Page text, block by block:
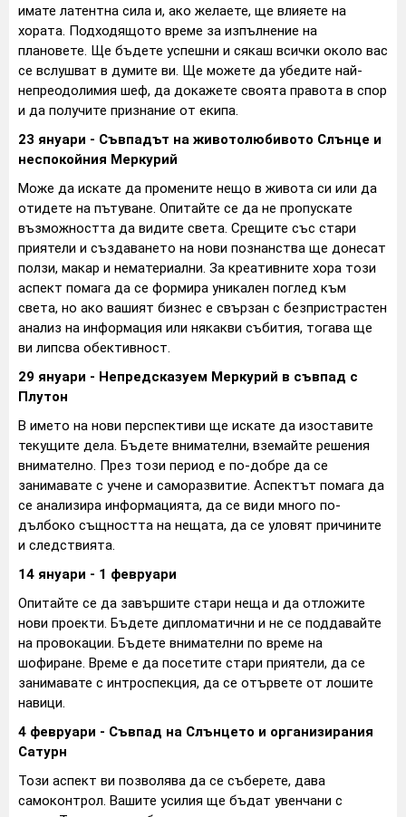
имате латентна сила и, ако желаете, ще влияете на
хората. Подходящото време за изпълнение на
плановете. Ще бъдете успешни и сякаш всички около вас
се вслушват в думите ви. Ще можете да убедите най-
непреодолимия шеф, да докажете своята правота в спор
и да получите признание от екипа.
23 януари - Съвпадът на животолюбивото Слънце и
неспокойния Меркурий
Може да искате да промените нещо в живота си или да
отидете на пътуване. Опитайте се да не пропускате
възможността да видите света. Срещите със стари
приятели и създаването на нови познанства ще донесат
ползи, макар и нематериални. За креативните хора този
аспект помага да се формира уникален поглед към
света, но ако вашият бизнес е свързан с безпристрастен
анализ на информация или някакви събития, тогава ще
ви липсва обективност.
29 януари - Непредсказуем Меркурий в съвпад с
Плутон
В името на нови перспективи ще искате да изоставите
текущите дела. Бъдете внимателни, вземайте решения
внимателно. През този период е по-добре да се
занимавате с учене и саморазвитие. Аспектът помага да
се анализира информацията, да се види много по-
дълбоко същността на нещата, да се уловят причините
и следствията.
14 януари - 1 февруари
Опитайте се да завършите стари неща и да отложите
нови проекти. Бъдете дипломатични и не се поддавайте
на провокации. Бъдете внимателни по време на
шофиране. Време е да посетите стари приятели, да се
занимавате с интроспекция, да се отървете от лошите
навици.
4 февруари - Съвпад на Слънцето и организирания
Сатурн
Този аспект ви позволява да се съберете, дава
самоконтрол. Вашите усилия ще бъдат увенчани с